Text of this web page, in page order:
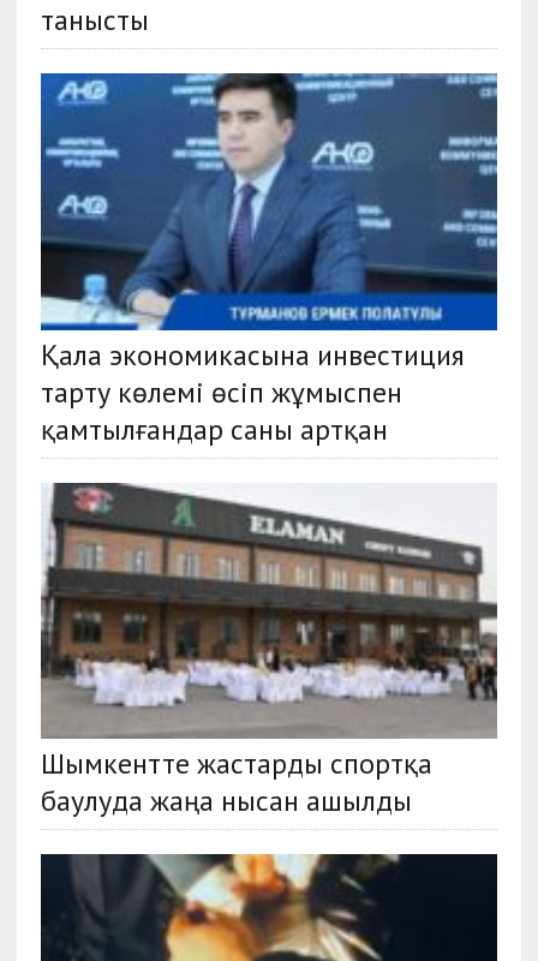
танысты
Қала экономикасына инвестиция
тарту көлемі өсіп жұмыспен
қамтылғандар саны артқан
Шымкентте жастарды спортқа
баулуда жаңа нысан ашылды